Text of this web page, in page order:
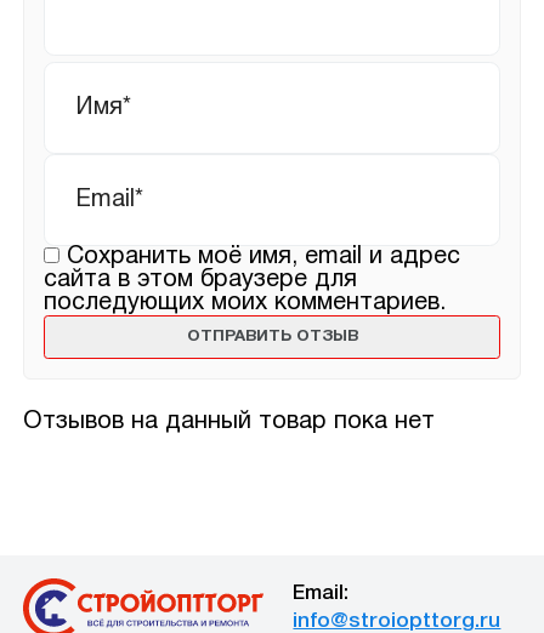
Отзывов на данный товар пока нет
Сохранить моё имя, email и адрес
сайта в этом браузере для
последующих моих комментариев.
Email:
info@stroiopttorg.ru